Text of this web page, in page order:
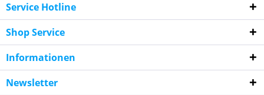
Service Hotline
Shop Service
Informationen
Newsletter